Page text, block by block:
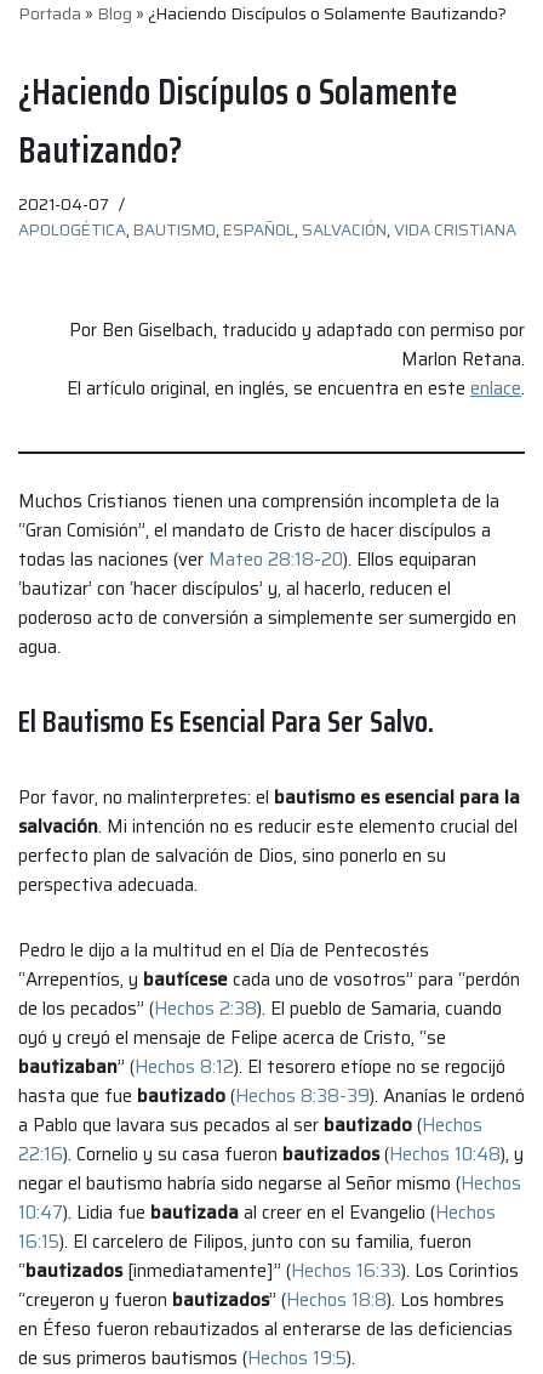
Portada » Blog »¿Haciendo Discípulos o Solamente Bautizando?
¿Haciendo Discípulos o Solamente
Bautizando?
2021-04-07
APOLOGÉTICA, BAUTISMO, ESPAÑOL, SALVACIÓN,VIDA CRISTIANA
Por Ben Giselbach, traducido y adaptado con permiso por
Marlon Retana.
El artículo original, en inglés, se encuentra en este enlace.
Muchos Cristianos tienen una comprensión incompleta de la
“Gran Comisión”, el mandato de Cristo de hacer discípulos a
todas las naciones (ver Mateo 28:18-20). Ellos equiparan
‘bautizar’ con ‘hacer discípulos’ y, al hacerlo, reducen el
poderoso acto de conversión a simplemente ser sumergido en
agua.
El Bautismo Es Esencial Para Ser Salvo.
Por favor, no malinterpretes: el bautismo es esencial para la
salvación. Mi intención no es reducir este elemento crucial del
perfecto plan de salvación de Dios, sino ponerlo en su
perspectiva adecuada.
Pedro le dijo a la multitud en el Día de Pentecostés
“Arrepentíos, y bautícesecada uno de vosotros” para “perdón
de los pecados” (Hechos 2:38). El pueblo de Samaria, cuando
oyó y creyó el mensaje de Felipe acerca de Cristo, “se
bautizaban” (Hechos 8:12). El tesorero etíope no se regocijó
hasta que fue bautizado(Hechos 8:38-39). Ananías le ordenó
a Pablo que lavara sus pecados al ser bautizado(Hechos
22:16). Cornelio y su casa fueron bautizados(Hechos 10:48), y
negar el bautismo habría sido negarse al Señor mismo (Hechos
10:47). Lidia fue bautizadaal creer en el Evangelio (Hechos
16:15). El carcelero de Filipos, junto con su familia, fueron
“bautizados[inmediatamente]” (Hechos 16:33). Los Corintios
“creyeron y fueron bautizados” (Hechos 18:8). Los hombres
en Éfeso fueron rebautizados al enterarse de las deficiencias
de sus primeros bautismos (Hechos 19:5).